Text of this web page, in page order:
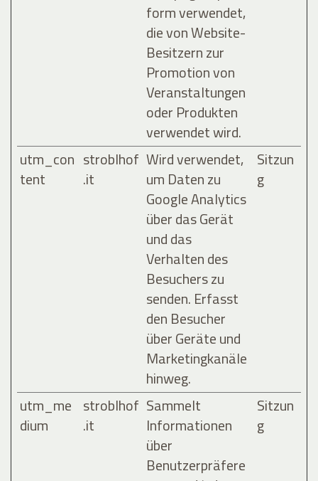
form verwendet,
die von Website-
Besitzern zur
Promotion von
Veranstaltungen
oder Produkten
verwendet wird.
utm_con
tent
stroblhof
.it
Wird verwendet,
um Daten zu
Google Analytics
über das Gerät
und das
Verhalten des
Besuchers zu
senden. Erfasst
den Besucher
über Geräte und
Marketingkanäle
hinweg.
Sitzun
g
utm_me
dium
stroblhof
.it
Sammelt
Informationen
über
Benutzerpräfere
Sitzun
g